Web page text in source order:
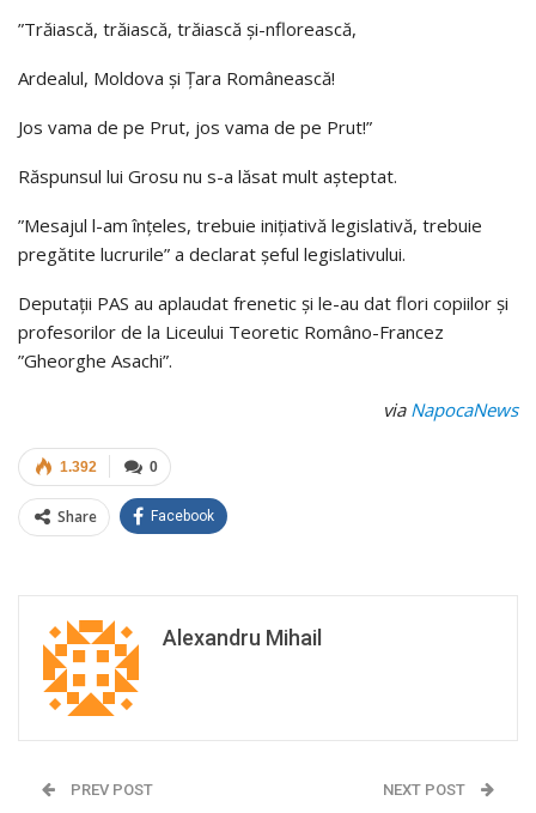
”Trăiască, trăiască, trăiască și-nflorească,
Ardealul, Moldova și Țara Românească!
Jos vama de pe Prut, jos vama de pe Prut!”
Răspunsul lui Grosu nu s-a lăsat mult așteptat.
”Mesajul l-am înțeles, trebuie inițiativă legislativă, trebuie
pregătite lucrurile” a declarat șeful legislativului.
Deputații PAS au aplaudat frenetic și le-au dat flori copiilor și
profesorilor de la Liceului Teoretic Româno-Francez
”Gheorghe Asachi”.
via NapocaNews
0
1.392
Share Facebook
Alexandru Mihail
PREV POST NEXT POST